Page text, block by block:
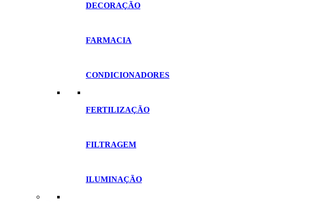
DECORAÇÃO
FARMACIA
CONDICIONADORES
FERTILIZAÇÃO
FILTRAGEM
ILUMINAÇÃO